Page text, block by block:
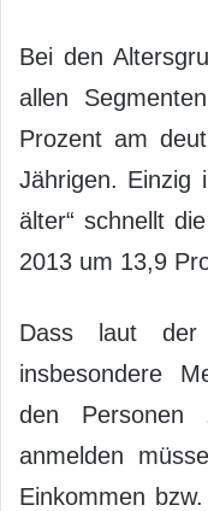
Bei den
allen
Prozent am
Jährigen. Einzig
älter“ schnellt
2013 um 13,9
Dass laut der
insbesondere
den Personen
anmelden
Einkommen